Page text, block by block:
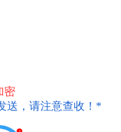
密
送，请注意查收！*